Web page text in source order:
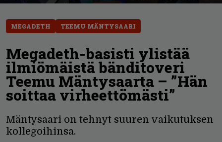
MEGADETH TEEMU MÄNTYSAARI
Megadeth-basisti ylistää
ilmiömäistä bänditoveri
Teemu Mäntysaarta – ”Hän
soittaa virheettömästi”
Mäntysaari on tehnyt suuren vaikutuksen
kollegoihinsa.